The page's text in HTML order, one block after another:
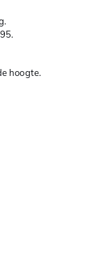
hoogte.